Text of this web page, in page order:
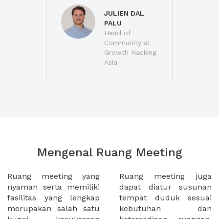
JULIEN DAL
PALU
Head of
Community at
Growth Hacking
Asia
Mengenal Ruang Meeting
Ruang meeting yang
nyaman serta memiliki
fasilitas yang lengkap
merupakan salah satu
Ruang meeting juga
dapat diatur susunan
tempat duduk sesuai
kebutuhan dan